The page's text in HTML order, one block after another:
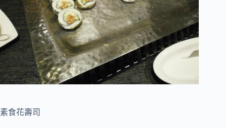
素食花壽司